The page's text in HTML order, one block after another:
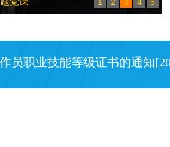
业技能等级证书的通知[2026-